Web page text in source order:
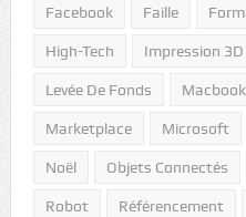
Facebook Faille
High-Tech Impression 3D
Levée De Fonds Macbook
Marketplace Microsoft
Noël Objets Connectés
Robot Référencement